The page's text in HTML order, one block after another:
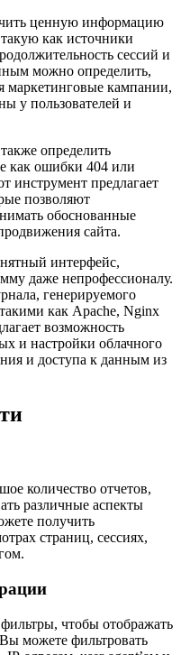
ценную информацию
как источники
сессий и
можно определить,
маркетинговые кампании,
у пользователей и
определить
как ошибки 404 или
инструмент предлагает
позволяют
обоснованные
сайта.
интерфейс,
даже непрофессионалу.
генерируемого
как Apache, Nginx
возможность
и настройки облачного
и доступа к данным из
количество отчетов,
различные аспекты
получить
страниц, сессиях,
чтобы отображать
можете фильтровать